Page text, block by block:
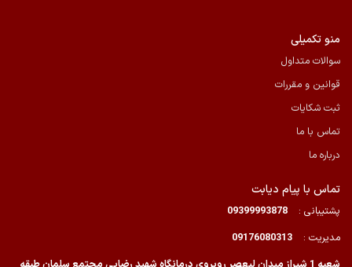
منو تکمیلی
سوالات متداول
قوانین و مقررات
ثبت شکایات
تماس با ما
درباره ما
تماس با پیام دیابت
پشتیبانی :
09399993878
مدیریت :
09176080313